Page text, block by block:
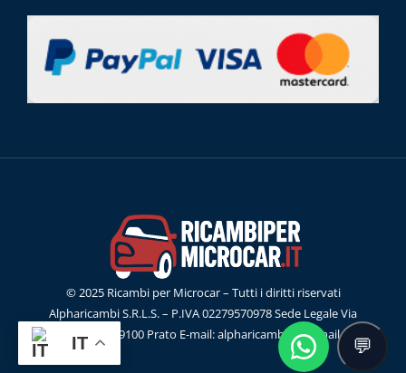
© 2025 Ricambi per Microcar – Tutti i diritti riservati
Alpharicambi S.R.L.S. – P.IVA 02279570978 Sede Legale Via
G.Ferraris, 55 59100 Prato E-mail: alpharicambisrl@gmail.com
IT